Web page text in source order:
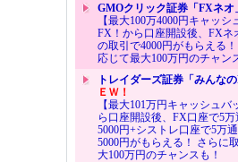
GMOクリック証券「FXネオ
【最大100万4000円キャッシ
FX！から口座開設後、FXネ
の取引で4000円がもらえる
応じて最大100万円のチャン
トレイダーズ証券「みんなの
ＥＷ！
【最大101万円キャッシュ
ら口座開設後、FX口座で5
5000円+シストレ口座で5万
5000円がもらえる！ さらに
大100万円のチャンスも！